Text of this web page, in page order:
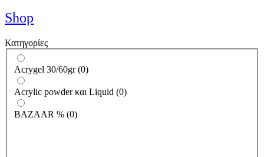
Shop
Κατηγορίες
Acrygel 30/60gr (0)
Acrylic powder και Liquid (0)
BAZAAR % (0)